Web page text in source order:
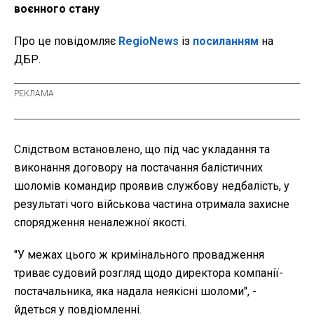
воєнного стану
Про це повідомляє RegioNews із посиланням на
ДБР.
Слідством встановлено, що під час укладання та
виконання договору на постачання балістичних
шоломів командир проявив службову недбалість, у
результаті чого військова частина отримала захисне
спорядження неналежної якості.
"У межах цього ж кримінального провадження
триває судовий розгляд щодо директора компанії-
постачальника, яка надала неякісні шоломи", -
йдеться у повдіомленні.